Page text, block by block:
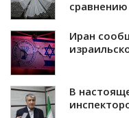
Иран
В